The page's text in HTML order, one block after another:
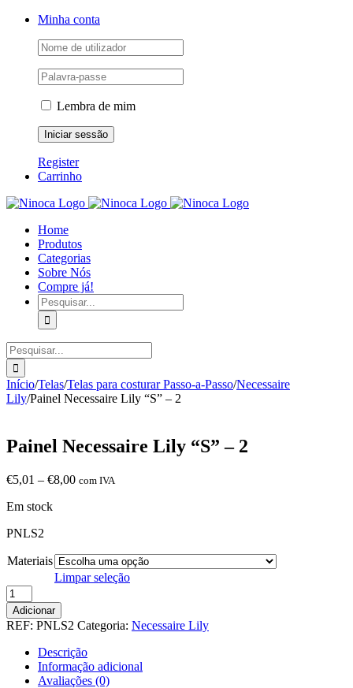
Skip
Facebook
Instagram
YouTubeMinha conta
Lembra de mim
Register
Carrinho
Home
Produtos
Categorias
Sobre Nós
Compre já!
Pesquisar
Pesquisar
Início/Telas/Telas para costurar Passo-a-Passo/Necessaire
Lily/Painel Necessaire Lily “S” – 2
Painel Necessaire Lily “S” – 2
€5,01 – €8,00Price
com IVA
Em stock
PNLS2
Materiais
Limpar seleção
Quantidade
de
Painel
Necessaire
Lily
Adicionar
REF: PNLS2 Categoria: Necessaire Lily
Descrição
Informação adicional
Avaliações (0)